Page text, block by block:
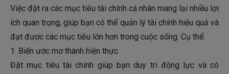
Việc đặt ra các mục tiêu tài chính cá nhân mang lại nhiều lợi
ích quan trọng, giúp bạn có thể quản lý tài chính hiệu quả và
đạt được các mục tiêu lớn hơn trong cuộc sống. Cụ thể:
1. Biến ước mơ thành hiện thực
Đặt mục tiêu tài chính giúp bạn duy trì động lực và có